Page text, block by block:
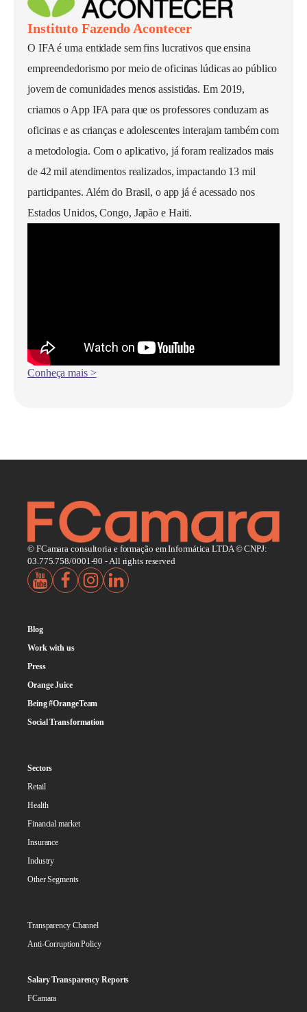
Instituto Fazendo Acontecer
O IFA é uma entidade sem fins lucrativos que ensina
empreendedorismo por meio de oficinas lúdicas ao público
jovem de comunidades menos assistidas. Em 2019,
criamos o App IFA para que os professores conduzam as
oficinas e as crianças e adolescentes interajam também com
a metodologia. Com o aplicativo, já foram realizados mais
de 42 mil atendimentos realizados, impactando 13 mil
participantes. Além do Brasil, o app já é acessado nos
Estados Unidos, Congo, Japão e Haiti.
Conheça mais >
© FCamara consultoria e formação em Informática LTDA © CNPJ:
03.775.758/0001-90 - All rights reserved
Blog
Work with us
Press
Orange Juice
Being #OrangeTeam
Social Transformation
Sectors
Retail
Health
Financial market
Insurance
Industry
Other Segments
Transparency Channel
Anti-Corruption Policy
Salary Transparency Reports
FCamara